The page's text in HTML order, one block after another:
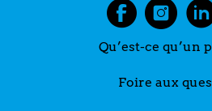
Qu’est-ce qu’un
Foire aux